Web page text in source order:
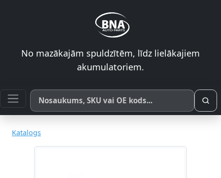
No mazākajām spuldzītēm, līdz lielākajiem
akumulatoriem.
Meklēt pēc produkta nosaukuma, SKU vai OE koda
Katalogs